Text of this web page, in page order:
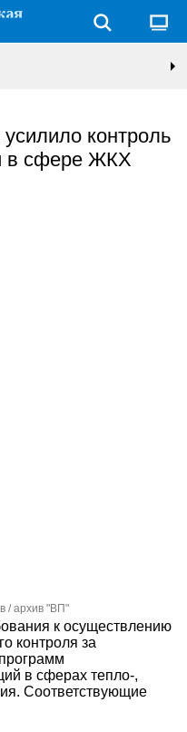
контроль
в сфере ЖКХ
/ архив "ВП"
к осуществлению
контроля за
в сферах тепло-,
Соответствующие